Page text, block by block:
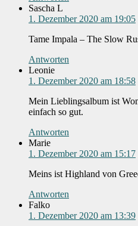
Sascha L
1. Dezember 2020 am 19:05
Tame Impala – The Slow
Antworten
Leonie
1. Dezember 2020 am 18:58
Mein Lieblingsalbum ist
einfach so gut.
Antworten
Marie
1. Dezember 2020 am 15:17
Meins ist Highland von
Antworten
Falko
1. Dezember 2020 am 13:39